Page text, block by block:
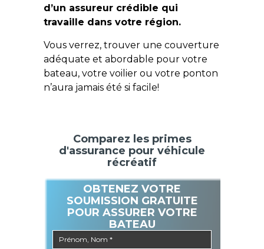
d’un assureur crédible qui
travaille dans votre région.
Vous verrez, trouver une couverture
adéquate et abordable pour votre
bateau, votre voilier ou votre ponton
n’aura jamais été si facile!
Comparez les primes
d'assurance pour véhicule
récréatif
OBTENEZ VOTRE
SOUMISSION GRATUITE
POUR ASSURER VOTRE
BATEAU